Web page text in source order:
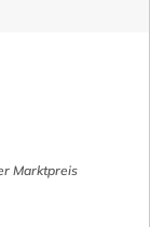
Marktpreis